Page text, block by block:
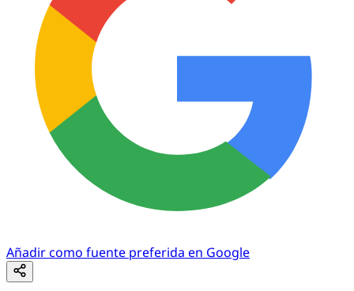
Añadir como fuente preferida en Google